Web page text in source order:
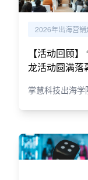
2026年出海营销
【活动回顾
龙活动圆满落
掌慧科技出海